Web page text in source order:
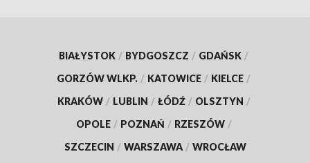
BIAŁYSTOK / BYDGOSZCZ / GDAŃSK /
GORZÓW WLKP. / KATOWICE / KIELCE /
KRAKÓW / LUBLIN / ŁÓDŹ / OLSZTYN /
OPOLE / POZNAŃ / RZESZÓW /
SZCZECIN / WARSZAWA / WROCŁAW